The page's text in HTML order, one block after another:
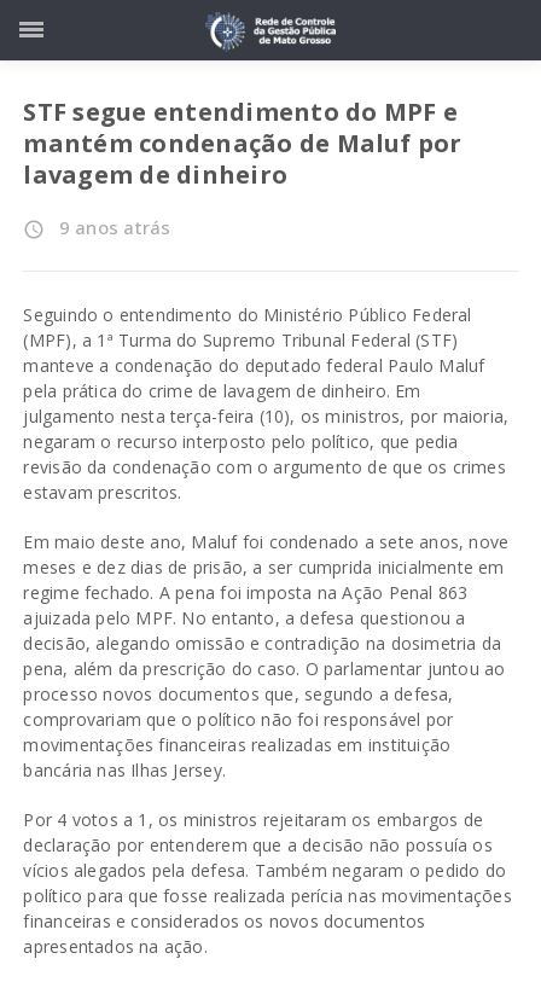
STF segue entendimento do MPF e
mantém condenação de Maluf por
lavagem de dinheiro
access_time 9 anos atrás
Seguindo o entendimento do Ministério Público Federal
(MPF), a 1ª Turma do Supremo Tribunal Federal (STF)
manteve a condenação do deputado federal Paulo Maluf
pela prática do crime de lavagem de dinheiro. Em
julgamento nesta terça-feira (10), os ministros, por maioria,
negaram o recurso interposto pelo político, que pedia
revisão da condenação com o argumento de que os crimes
estavam prescritos.
Em maio deste ano, Maluf foi condenado a sete anos, nove
meses e dez dias de prisão, a ser cumprida inicialmente em
regime fechado. A pena foi imposta na Ação Penal 863
ajuizada pelo MPF. No entanto, a defesa questionou a
decisão, alegando omissão e contradição na dosimetria da
pena, além da prescrição do caso. O parlamentar juntou ao
processo novos documentos que, segundo a defesa,
comprovariam que o político não foi responsável por
movimentações financeiras realizadas em instituição
bancária nas Ilhas Jersey.
Por 4 votos a 1, os ministros rejeitaram os embargos de
declaração por entenderem que a decisão não possuía os
vícios alegados pela defesa. Também negaram o pedido do
político para que fosse realizada perícia nas movimentações
financeiras e considerados os novos documentos
apresentados na ação.